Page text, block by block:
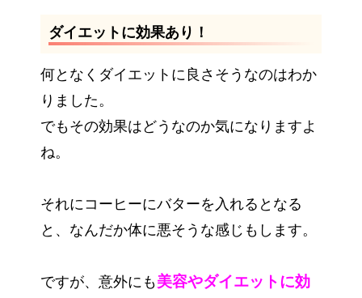
ダイエットに効果あり！
何となくダイエットに良さそうなのはわか
りました。
でもその効果はどうなのか気になりますよ
ね。
それにコーヒーにバターを入れるとなる
と、なんだか体に悪そうな感じもします。
ですが、意外にも美容やダイエットに効